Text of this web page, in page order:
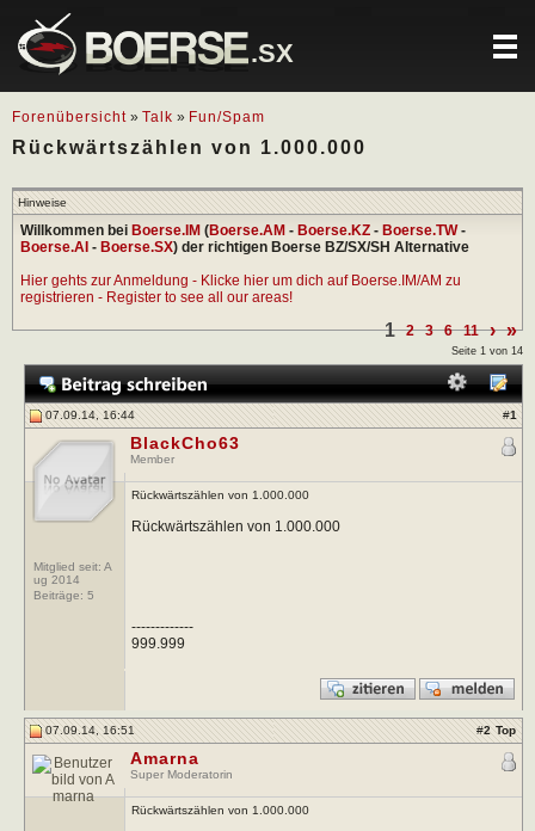
.SX
Forenübersicht » Talk » Fun/Spam
Rückwärtszählen von 1.000.000
Hinweise
Willkommen bei Boerse.IM (Boerse.AM - Boerse.KZ - Boerse.TW-
Boerse.AI - Boerse.SX) der richtigen Boerse BZ/SX/SH Alternative
Hier gehts zur Anmeldung - Klicke hier um dich auf Boerse.IM/AM zu
registrieren - Register to see all our areas!
1 2 3 6 11 › »
Seite 1 von 14
07.09.14, 16:44 #1
Mitglied seit: A
ug 2014
Beiträge: 5
BlackCho63
Member
Rückwärtszählen von 1.000.000
Rückwärtszählen von 1.000.000
-------------
999.999
07.09.14, 16:51 #2 Top
Amarna
Super Moderatorin
Rückwärtszählen von 1.000.000